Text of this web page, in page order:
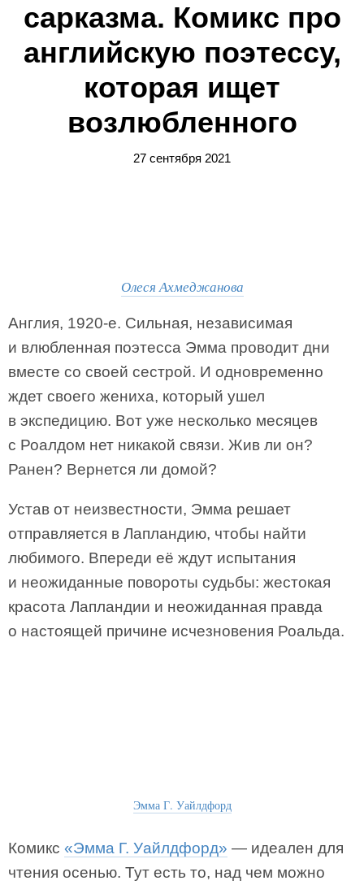
сарказма. Комикс про
английскую поэтессу,
которая ищет
возлюбленного
27 сентября 2021
Олеся Ахмеджанова
Англия, 1920-е. Сильная, независимая
и влюбленная поэтесса Эмма проводит дни
вместе со своей сестрой. И одновременно
ждет своего жениха, который ушел
в экспедицию. Вот уже несколько месяцев
с Роалдом нет никакой связи. Жив ли он?
Ранен? Вернется ли домой?
Устав от неизвестности, Эмма решает
отправляется в Лапландию, чтобы найти
любимого. Впереди её ждут испытания
и неожиданные повороты судьбы: жестокая
красота Лапландии и неожиданная правда
о настоящей причине исчезновения Роальда.
Эмма Г. Уайлдфорд
Комикс «Эмма Г. Уайлдфорд» — идеален для
чтения осенью. Тут есть то, над чем можно